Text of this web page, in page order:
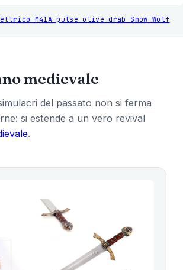
M41A pulse olive drab Snow Wolf
medievale
del passato non si ferma
si estende a un vero revival
.